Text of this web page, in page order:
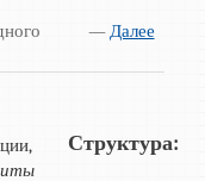
—Далее
Структура: